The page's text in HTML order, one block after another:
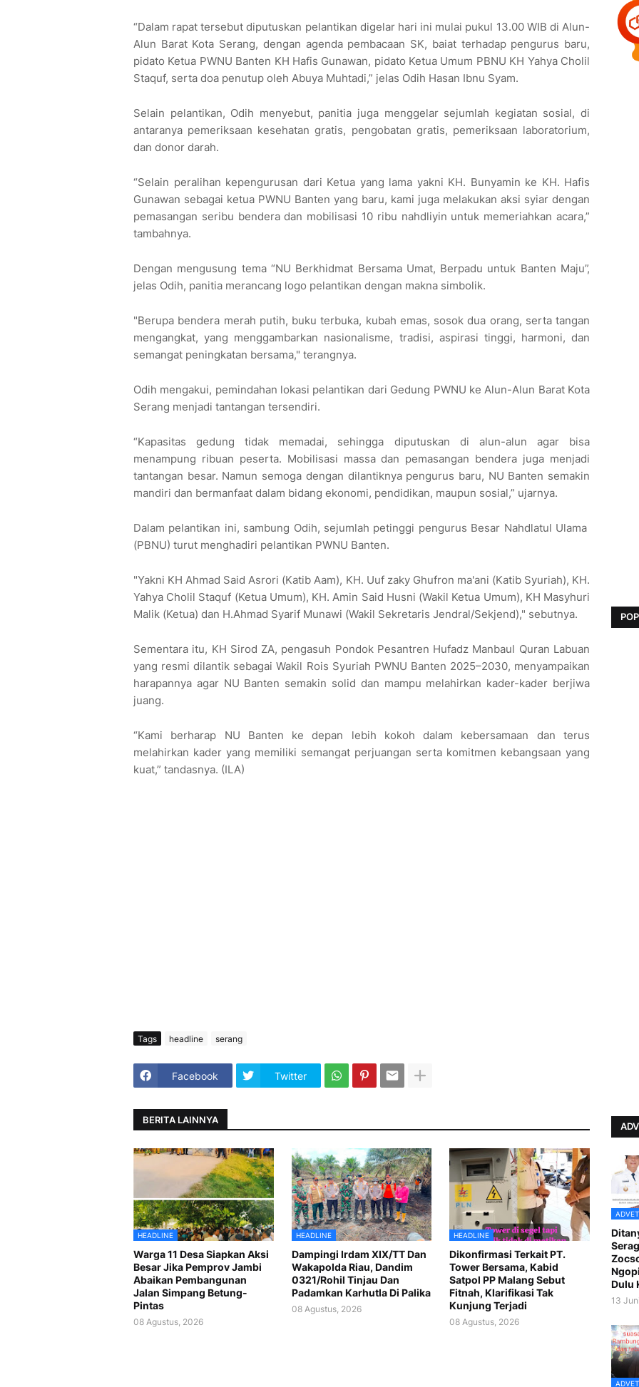
“Dalam rapat tersebut diputuskan pelantikan digelar hari ini mulai pukul 13.00 WIB di Alun-
Alun Barat Kota Serang, dengan agenda pembacaan SK, baiat terhadap pengurus baru,
pidato Ketua PWNU Banten KH Hafis Gunawan, pidato Ketua Umum PBNU KH Yahya Cholil
Staquf, serta doa penutup oleh Abuya Muhtadi,” jelas Odih Hasan Ibnu Syam.
Selain pelantikan, Odih menyebut, panitia juga menggelar sejumlah kegiatan sosial, di
antaranya pemeriksaan kesehatan gratis, pengobatan gratis, pemeriksaan laboratorium,
dan donor darah.
“Selain peralihan kepengurusan dari Ketua yang lama yakni KH. Bunyamin ke KH. Hafis
Gunawan sebagai ketua PWNU Banten yang baru, kami juga melakukan aksi syiar dengan
pemasangan seribu bendera dan mobilisasi 10 ribu nahdliyin untuk memeriahkan acara,”
tambahnya.
Dengan mengusung tema “NU Berkhidmat Bersama Umat, Berpadu untuk Banten Maju”,
jelas Odih, panitia merancang logo pelantikan dengan makna simbolik.
"Berupa bendera merah putih, buku terbuka, kubah emas, sosok dua orang, serta tangan
mengangkat, yang menggambarkan nasionalisme, tradisi, aspirasi tinggi, harmoni, dan
semangat peningkatan bersama," terangnya.
Odih mengakui, pemindahan lokasi pelantikan dari Gedung PWNU ke Alun-Alun Barat Kota
Serang menjadi tantangan tersendiri.
“Kapasitas gedung tidak memadai, sehingga diputuskan di alun-alun agar bisa
menampung ribuan peserta. Mobilisasi massa dan pemasangan bendera juga menjadi
tantangan besar. Namun semoga dengan dilantiknya pengurus baru, NU Banten semakin
mandiri dan bermanfaat dalam bidang ekonomi, pendidikan, maupun sosial,” ujarnya.
Dalam pelantikan ini, sambung Odih, sejumlah petinggi pengurus Besar Nahdlatul Ulama
(PBNU) turut menghadiri pelantikan PWNU Banten.
"Yakni KH Ahmad Said Asrori (Katib Aam), KH. Uuf zaky Ghufron ma'ani (Katib Syuriah), KH.
Yahya Cholil Staquf (Ketua Umum), KH. Amin Said Husni (Wakil Ketua Umum), ⁠KH Masyhuri
Malik (Ketua) dan ⁠H.Ahmad Syarif Munawi (Wakil Sekretaris Jendral/Sekjend)," sebutnya.
Sementara itu, KH Sirod ZA, pengasuh Pondok Pesantren Hufadz Manbaul Quran Labuan
yang resmi dilantik sebagai Wakil Rois Syuriah PWNU Banten 2025–2030, menyampaikan
harapannya agar NU Banten semakin solid dan mampu melahirkan kader-kader berjiwa
juang.
“Kami berharap NU Banten ke depan lebih kokoh dalam kebersamaan dan terus
melahirkan kader yang memiliki semangat perjuangan serta komitmen kebangsaan yang
kuat,” tandasnya. (ILA)
Tags headline serang
Facebook Twitter
BERITA LAINNYA
HEADLINE
Warga 11 Desa Siapkan Aksi
Besar Jika Pemprov Jambi
Abaikan Pembangunan
Jalan Simpang Betung-
Pintas
08 Agustus, 2026
HEADLINE
Dampingi Irdam XIX/TT Dan
Wakapolda Riau, Dandim
0321/Rohil Tinjau Dan
Padamkan Karhutla Di Palika
08 Agustus, 2026
HEADLINE
Dikonfirmasi Terkait PT.
Tower Bersama, Kabid
Satpol PP Malang Sebut
Fitnah, Klarifikasi Tak
Kunjung Terjadi
08 Agustus, 2026
Dulu
13